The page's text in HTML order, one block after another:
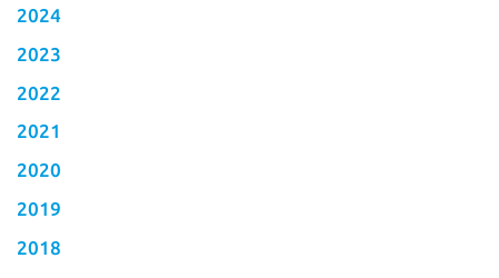
2024
2023
2022
2021
2020
2019
2018